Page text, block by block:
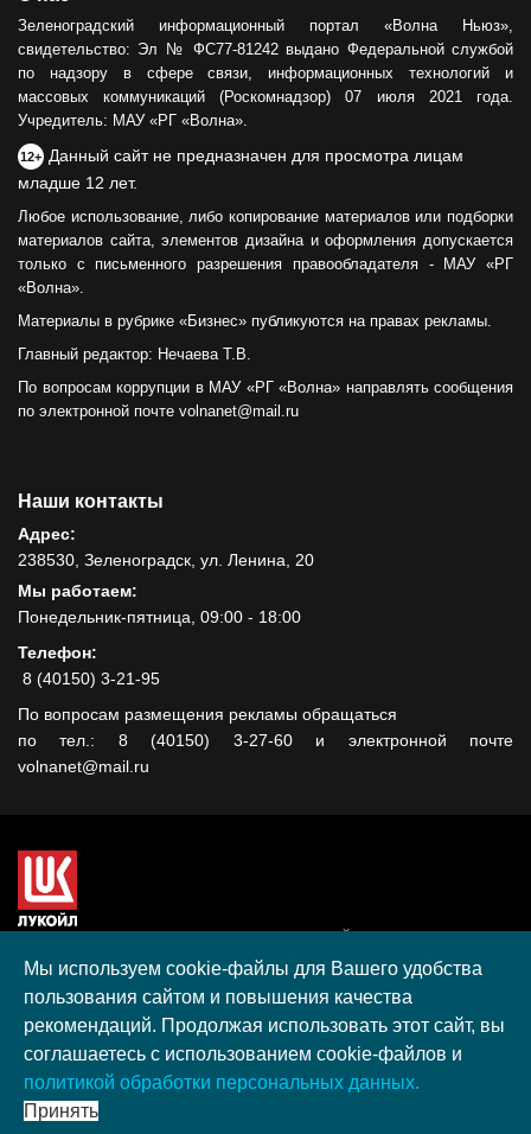
Зеленоградский информационный портал «Волна Ньюз»,
свидетельство: Эл № ФС77-81242 выдано Федеральной службой
по надзору в сфере связи, информационных технологий и
массовых коммуникаций (Роскомнадзор) 07 июля 2021 года.
Учредитель: МАУ «РГ «Волна».
12+ Данный сайт не предназначен для просмотра лицам
младше 12 лет.
Любое использование, либо копирование материалов или подборки
материалов сайта, элементов дизайна и оформления допускается
только с письменного разрешения правообладателя - МАУ «РГ
«Волна».
Материалы в рубрике «Бизнес» публикуются на правах рекламы.
Главный редактор: Нечаева Т.В.
По вопросам коррупции в МАУ «РГ «Волна» направлять сообщения
по электронной почте volnanet@mail.ru
Наши контакты
Адрес:
238530, Зеленоградск, ул. Ленина, 20
Мы работаем:
Понедельник-пятница, 09:00 - 18:00
Телефон:
8 (40150) 3-21-95
По вопросам размещения рекламы обращаться
по тел.: 8 (40150) 3-27-60 и электронной почте
volnanet@mail.ru
гранта, полученного в рамках XIII Конкурса социальных и
культурных проектов ПАО "ЛУКОЙЛ" на территории
Калининградской области в 2020 году
Согласие на обработку персональных данных
Разработка, поддержка и продвижение S-Media group
© 2026 МАУ «Редакция общественно-политической газеты
Мы используем cookie-файлы для Вашего удобства
пользования сайтом и повышения качества
рекомендаций. Продолжая использовать этот сайт, вы
соглашаетесь с использованием cookie-файлов и
политикой обработки персональных данных.
Принять